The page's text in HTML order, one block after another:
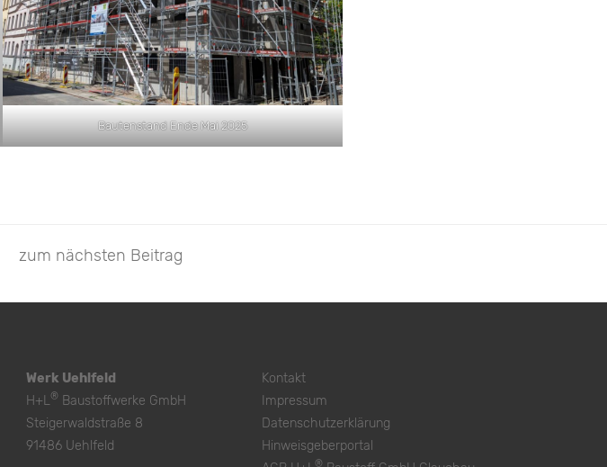
Bautenstand Ende Mai 2025
zum nächsten Beitrag
Werk Uehlfeld
H+L® Baustoffwerke GmbH
Steigerwaldstraße 8
91486 Uehlfeld
Kontakt
Impressum
Datenschutzerklärung
Hinweisgeberportal
®